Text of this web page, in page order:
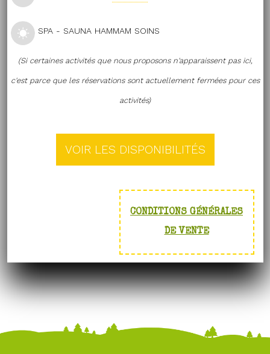
SPA - SAUNA HAMMAM SOINS
(Si certaines activités que nous proposons n'apparaissent pas ici,
c'est parce que les réservations sont actuellement fermées pour ces
activités)
CONDITIONS GÉNÉRALES
DE VENTE